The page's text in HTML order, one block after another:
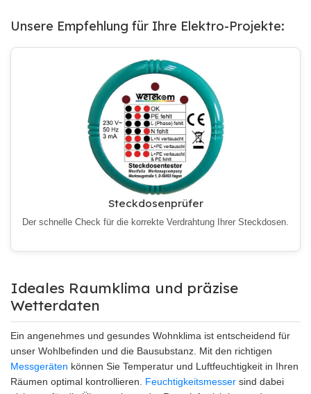
Unsere Empfehlung für Ihre Elektro-Projekte:
Steckdosenprüfer
Der schnelle Check für die korrekte Verdrahtung Ihrer Steckdosen.
Ideales Raumklima und präzise
Wetterdaten
Ein angenehmes und gesundes Wohnklima ist entscheidend für
unser Wohlbefinden und die Bausubstanz. Mit den richtigen
Messgeräten können Sie Temperatur und Luftfeuchtigkeit in Ihren
Räumen optimal kontrollieren. Feuchtigkeitsmesser sind dabei